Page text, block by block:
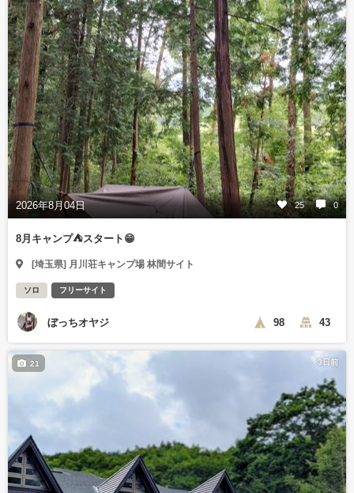
2026年8月04日 25 0
8月キャンプ⛺️スタート😁
[埼玉県] 月川荘キャンプ場 林間サイト
ソロ フリーサイト
ぼっちオヤジ 98 43
3日前
21